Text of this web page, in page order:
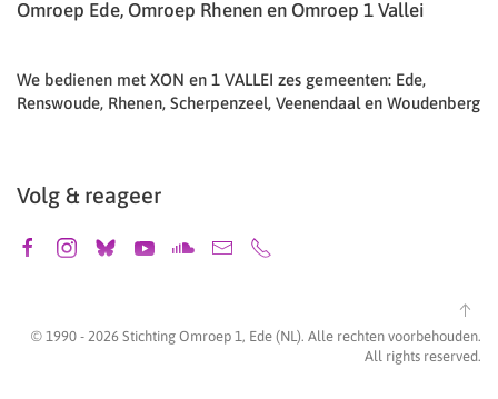
Omroep Ede, Omroep Rhenen en Omroep 1 Vallei
We bedienen met XON en 1 VALLEI zes gemeenten: Ede,
Renswoude, Rhenen, Scherpenzeel, Veenendaal en Woudenberg
Volg & reageer
© 1990 - 2026 Stichting Omroep 1, Ede (NL). Alle rechten voorbehouden.
All rights reserved.